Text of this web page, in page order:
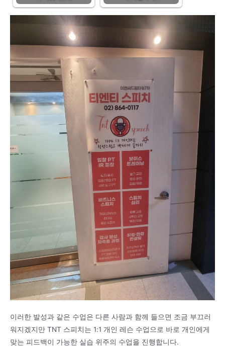
이러한 발성과 같은 수업은 다른 사람과 함께 들으면 조금 부끄러
워지겠지만 TNT 스피치는 1:1 개인 레슨 수업으로 바로 개인에게
맞는 피드백이 가능한 실습 위주의 수업을 진행합니다.